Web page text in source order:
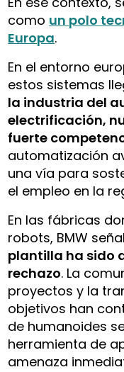
como un polo
Europa.
En el entorno
estos sistemas
la industria del
electrificación,
fuerte
automatización
una vía para
el empleo en la
En las fábricas
robots, BMW
plantilla ha sido
rechazo. La
proyectos y la
objetivos han
de humanoides
herramienta de
amenaza